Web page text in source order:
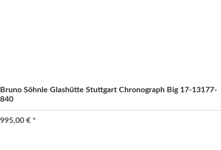
Bruno Söhnle Glashütte Stuttgart Chronograph Big 17-13177-
840
995,00 € *